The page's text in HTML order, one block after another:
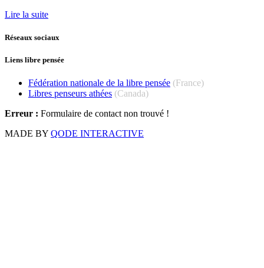
Lire la suite
Réseaux sociaux
Liens libre pensée
Fédération nationale de la libre pensée (France)
Libres penseurs athées (Canada)
Erreur : Formulaire de contact non trouvé !
MADE BY QODE INTERACTIVE